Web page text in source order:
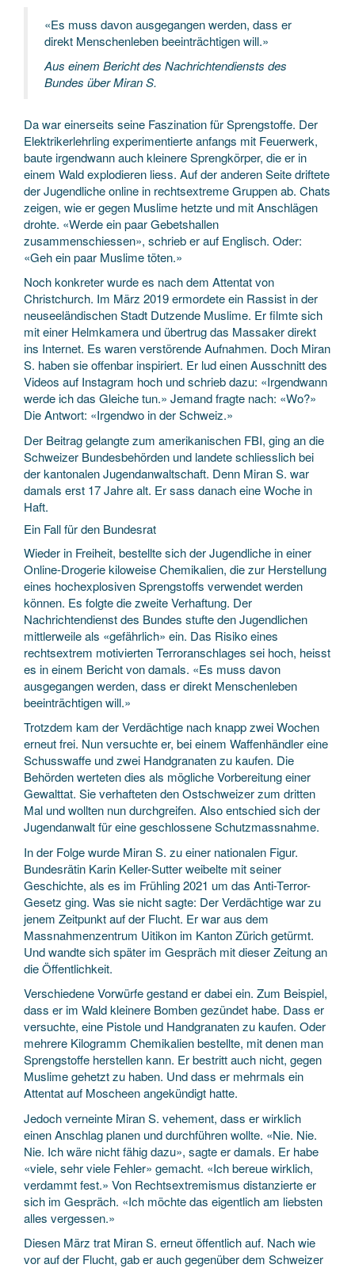
«Es muss davon ausgegangen werden, dass er
direkt Menschenleben beeinträchtigen will.»
Aus einem Bericht des Nachrichtendiensts des
Bundes über Miran S.
Da war einerseits seine Faszination für Sprengstoffe. Der
Elektrikerlehrling experimentierte anfangs mit Feuerwerk,
baute irgendwann auch kleinere Sprengkörper, die er in
einem Wald explodieren liess. Auf der anderen Seite driftete
der Jugendliche online in rechtsextreme Gruppen ab. Chats
zeigen, wie er gegen Muslime hetzte und mit Anschlägen
drohte. «Werde ein paar Gebetshallen
zusammenschiessen», schrieb er auf Englisch. Oder:
«Geh ein paar Muslime töten.»
Noch konkreter wurde es nach dem Attentat von
Christchurch. Im März 2019 ermordete ein Rassist in der
neuseeländischen Stadt Dutzende Muslime. Er filmte sich
mit einer Helmkamera und übertrug das Massaker direkt
ins Internet. Es waren verstörende Aufnahmen. Doch Miran
S. haben sie offenbar inspiriert. Er lud einen Ausschnitt des
Videos auf Instagram hoch und schrieb dazu: «Irgendwann
werde ich das Gleiche tun.» Jemand fragte nach: «Wo?»
Die Antwort: «Irgendwo in der Schweiz.»
Der Beitrag gelangte zum amerikanischen FBI, ging an die
Schweizer Bundesbehörden und landete schliesslich bei
der kantonalen Jugendanwaltschaft. Denn Miran S. war
damals erst 17 Jahre alt. Er sass danach eine Woche in
Haft.
Ein Fall für den Bundesrat
Wieder in Freiheit, bestellte sich der Jugendliche in einer
Online-Drogerie kiloweise Chemikalien, die zur Herstellung
eines hochexplosiven Sprengstoffs verwendet werden
können. Es folgte die zweite Verhaftung. Der
Nachrichtendienst des Bundes stufte den Jugendlichen
mittlerweile als «gefährlich» ein. Das Risiko eines
rechtsextrem motivierten Terroranschlages sei hoch, heisst
es in einem Bericht von damals. «Es muss davon
ausgegangen werden, dass er direkt Menschenleben
beeinträchtigen will.»
Trotzdem kam der Verdächtige nach knapp zwei Wochen
erneut frei. Nun versuchte er, bei einem Waffenhändler eine
Schusswaffe und zwei Handgranaten zu kaufen. Die
Behörden werteten dies als mögliche Vorbereitung einer
Gewalttat. Sie verhafteten den Ostschweizer zum dritten
Mal und wollten nun durchgreifen. Also entschied sich der
Jugendanwalt für eine geschlossene Schutzmassnahme.
In der Folge wurde Miran S. zu einer nationalen Figur.
Bundesrätin Karin Keller-Sutter weibelte mit seiner
Geschichte, als es im Frühling 2021 um das Anti-Terror-
Gesetz ging. Was sie nicht sagte: Der Verdächtige war zu
jenem Zeitpunkt auf der Flucht. Er war aus dem
Massnahmenzentrum Uitikon im Kanton Zürich getürmt.
Und wandte sich später im Gespräch mit dieser Zeitung an
die Öffentlichkeit.
Verschiedene Vorwürfe gestand er dabei ein. Zum Beispiel,
dass er im Wald kleinere Bomben gezündet habe. Dass er
versuchte, eine Pistole und Handgranaten zu kaufen. Oder
mehrere Kilogramm Chemikalien bestellte, mit denen man
Sprengstoffe herstellen kann. Er bestritt auch nicht, gegen
Muslime gehetzt zu haben. Und dass er mehrmals ein
Attentat auf Moscheen angekündigt hatte.
Jedoch verneinte Miran S. vehement, dass er wirklich
einen Anschlag planen und durchführen wollte. «Nie. Nie.
Nie. Ich wäre nicht fähig dazu», sagte er damals. Er habe
«viele, sehr viele Fehler» gemacht. «Ich bereue wirklich,
verdammt fest.» Von Rechtsextremismus distanzierte er
sich im Gespräch. «Ich möchte das eigentlich am liebsten
alles vergessen.»
Diesen März trat Miran S. erneut öffentlich auf. Nach wie
vor auf der Flucht, gab er auch gegenüber dem Schweizer